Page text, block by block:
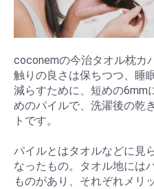
coconemの今治タオル枕カ
触りの良さは保ちつつ、睡
減らすために、短めの6mm
めのパイルで、洗濯後の乾
トです。
パイルとはタオルなどに見
なったもの。タオル地には
ものがあり、それぞれメリ